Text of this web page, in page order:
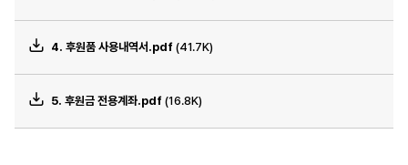
4. 후원품 사용내역서.pdf (41.7K)
5. 후원금 전용계좌.pdf (16.8K)